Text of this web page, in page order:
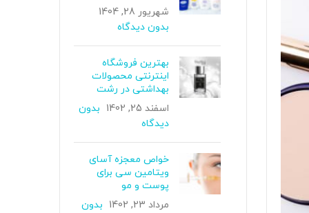
شهریور 28, 1404
بدون دیدگاه
بهترین فروشگاه
اینترنتی محصولات
بهداشتی در رشت
اسفند 25, 1402
بدون
دیدگاه
خواص معجزه‌ آسای
ویتامین سی برای
پوست و مو
مرداد 23, 1402
بدون